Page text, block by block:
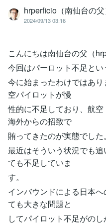
hrperficio（南仙台の父
2024/09/13 03:16
こんにちは南仙台の父（
今回はパーロット不足とい
今に始まったわけではあ
空パイロットが慢
性的に不足しており、航
海外からの招致で
賄ってきたのが実態でした。
最近はそういう状況でも
ても不足していま
す。
インバウンドによる日本
ても大きな問題と
してパイロット不足がのし